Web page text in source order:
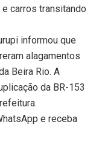
carros transitando
informou que
alagamentos
Beira Rio. A
da BR-153
e receba